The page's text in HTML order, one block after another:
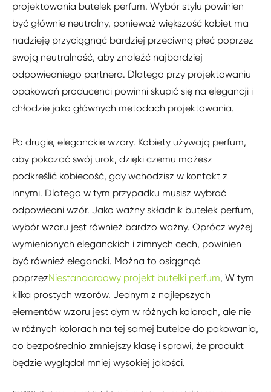
projektowania butelek perfum. Wybór stylu powinien
być głównie neutralny, ponieważ większość kobiet ma
nadzieję przyciągnąć bardziej przeciwną płeć poprzez
swoją neutralność, aby znaleźć najbardziej
odpowiedniego partnera. Dlatego przy projektowaniu
opakowań producenci powinni skupić się na elegancji i
chłodzie jako głównych metodach projektowania.
Po drugie, eleganckie wzory. Kobiety używają perfum,
aby pokazać swój urok, dzięki czemu możesz
podkreślić kobiecość, gdy wchodzisz w kontakt z
innymi. Dlatego w tym przypadku musisz wybrać
odpowiedni wzór. Jako ważny składnik butelek perfum,
wybór wzoru jest również bardzo ważny. Oprócz wyżej
wymienionych eleganckich i zimnych cech, powinien
być również elegancki. Można to osiągnąć
poprzezNiestandardowy projekt butelki perfum, W tym
kilka prostych wzorów. Jednym z najlepszych
elementów wzoru jest dym w różnych kolorach, ale nie
w różnych kolorach na tej samej butelce do pakowania,
co bezpośrednio zmniejszy klasę i sprawi, że produkt
będzie wyglądał mniej wysokiej jakości.